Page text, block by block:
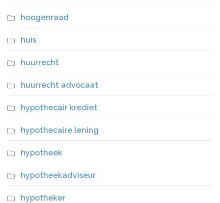
hoogenraad
huis
huurrecht
huurrecht advocaat
hypothecair krediet
hypothecaire lening
hypotheek
hypotheekadviseur
hypotheker